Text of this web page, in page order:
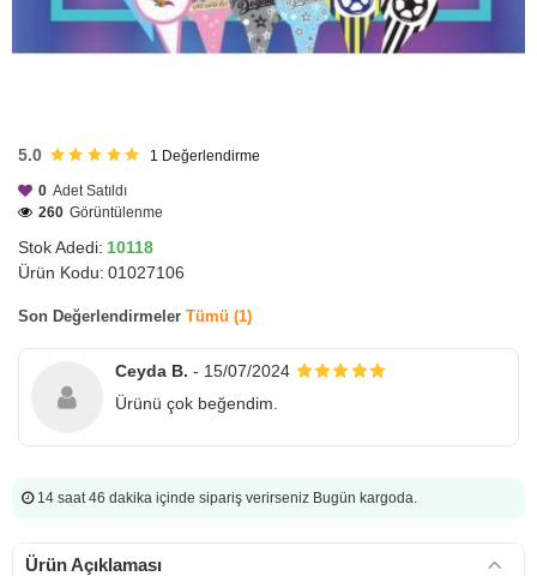
5.0 1 Değerlendirme
Stok Adedi: 10118
Ürün Kodu: 01027106
0 Adet Satıldı
260 Görüntülenme
Son Değerlendirmeler Tümü (1)
Ceyda B. - 15/07/2024
Ürünü çok beğendim.
14 saat 46 dakika içinde sipariş verirseniz Bugün kargoda.
Ürün Açıklaması